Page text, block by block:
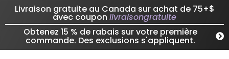
Livraison gratuite au Canada sur achat de 75+$
avec coupon livraisongratuite
Obtenez 15 % de rabais sur votre première
commande. Des exclusions s'appliquent.